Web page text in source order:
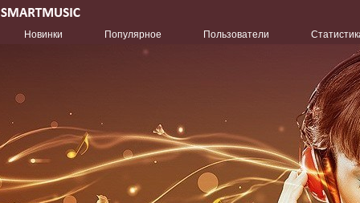
Новинки Популярное Пользователи